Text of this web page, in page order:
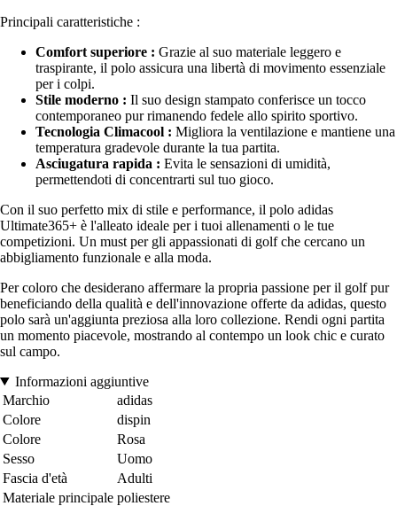
Principali caratteristiche :
Comfort superiore : Grazie al suo materiale leggero e
traspirante, il polo assicura una libertà di movimento essenziale
per i colpi.
Stile moderno : Il suo design stampato conferisce un tocco
contemporaneo pur rimanendo fedele allo spirito sportivo.
Tecnologia Climacool : Migliora la ventilazione e mantiene una
temperatura gradevole durante la tua partita.
Asciugatura rapida : Evita le sensazioni di umidità,
permettendoti di concentrarti sul tuo gioco.
Con il suo perfetto mix di stile e performance, il polo adidas
Ultimate365+ è l'alleato ideale per i tuoi allenamenti o le tue
competizioni. Un must per gli appassionati di golf che cercano un
abbigliamento funzionale e alla moda.
Per coloro che desiderano affermare la propria passione per il golf pur
beneficiando della qualità e dell'innovazione offerte da adidas, questo
polo sarà un'aggiunta preziosa alla loro collezione. Rendi ogni partita
un momento piacevole, mostrando al contempo un look chic e curato
sul campo.
Informazioni aggiuntive
Marchio
adidas
Colore
dispin
Colore
Rosa
Sesso
Uomo
Fascia d'età
Adulti
Materiale principale poliestere